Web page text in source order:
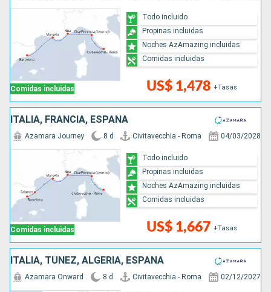
Comidas incluidas US$ 1,478 +Tasas
Todo incluido
Propinas incluidas
Noches AzAmazing incluidas
Comidas incluidas
ITALIA, FRANCIA, ESPAÑA
Comidas incluidas
Azamara Journey 8 d Civitavecchia - Roma 04/03/2028
US$ 1,667 +Tasas
Todo incluido
Propinas incluidas
Noches AzAmazing incluidas
Comidas incluidas
ITALIA, TÚNEZ, ALGERIA, ESPAÑA
Azamara Onward 8 d Civitavecchia - Roma 02/12/2027